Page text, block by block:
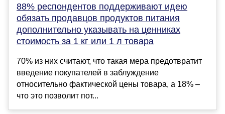
88% респондентов поддерживают идею
обязать продавцов продуктов питания
дополнительно указывать на ценниках
стоимость за 1 кг или 1 л товара
70% из них считают, что такая мера предотвратит
введение покупателей в заблуждение
относительно фактической цены товара, а 18% –
что это позволит пот...